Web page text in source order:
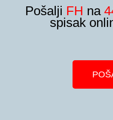
Pošalji FH na
spisak